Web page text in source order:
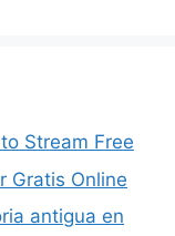
Stream Free
Gratis Online
antigua en